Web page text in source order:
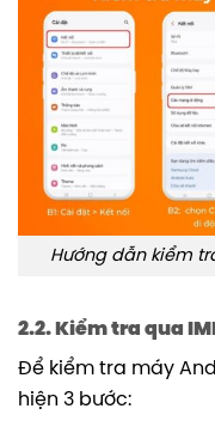
Hướng dẫn kiểm
2.2. Kiểm tra qua
Để kiểm tra máy
hiện 3 bước: